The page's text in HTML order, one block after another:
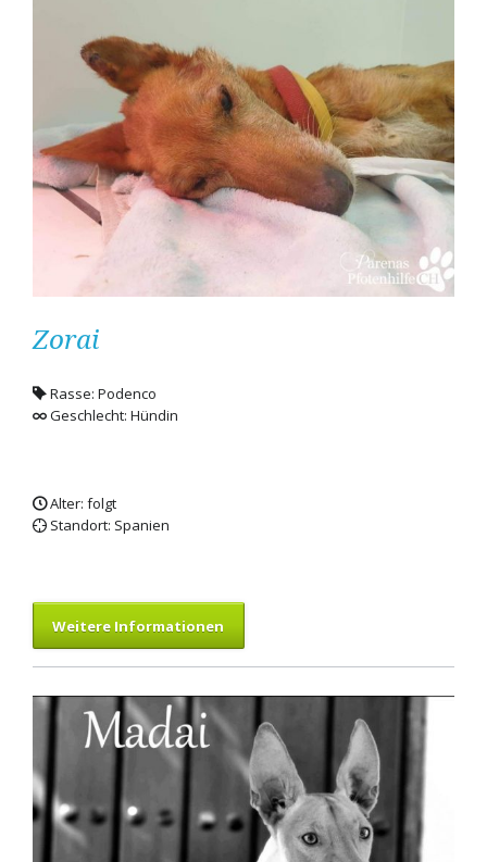
Zorai
Rasse: Podenco
Geschlecht: Hündin
Alter: folgt
Standort: Spanien
Weitere Informationen